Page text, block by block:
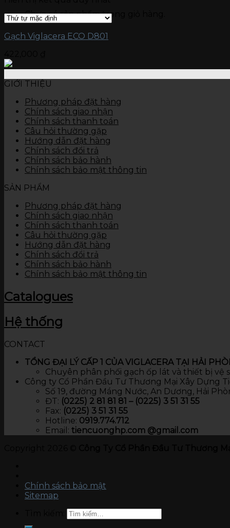
Gạch kích thước 15 x 60
Gạch ốp tường
Đá nung kết Vasta 120 x 280
Gạch kích thước 30 x 90
Gạch kích thước 30 x 60
Gạch kích thước 30 x 45
Gạch kích thước 25 x 50
Gạch kích thước 25 x 40
Gạch kích thước 10 x 30
Thiết bị vệ sinh
Bàn cầu
Sen vòi
Các thiết bị khác
Chưa có sản phẩm trong giỏ hàng.
Gạch Viglacera ECO D801
GIỚI THIỆU
Phương pháp đặt hàng
Chính sách giao nhận
Chính sách thanh toán
Câu hỏi thường gặp
Hướng dẫn đặt hàng
Chính sách đổi trả
Chính sách bảo hành
Chính sách bảo mật thông tin
SẢN PHẨM
Phương pháp đặt hàng
Chính sách giao nhận
Chính sách thanh toán
Câu hỏi thường gặp
Hướng dẫn đặt hàng
Chính sách đổi trả
Chính sách bảo hành
Chính sách bảo mật thông tin
Catalogues
Hệ thống
CONTACT
TỔNG ĐẠI LÝ CẤP 1 CỦA VIGLACERA TẠI HẢI
Chuyên phân phối gạch ốp lát và thiết bị vệ
Công ty Cổ Phần Đầu Tư Thương Mại Xây Dựng
Số 19, đường Máng Nước, An Dương, Hải
ĐT: (0225) 2 81 81 81 – (0225) 3 51 31 55
Fax: (0225) 3 51 31 55
Hotline: 0919.774.712​
Email: tiencuonghp.com @gmail.com
Chính sách bảo mật
Sitemap